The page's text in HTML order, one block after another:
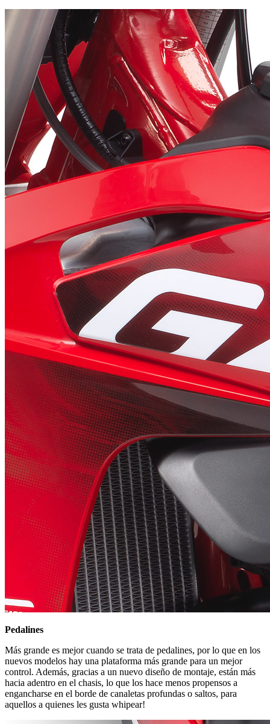
Pedalines
Más grande es mejor cuando se trata de pedalines, por lo que en los
nuevos modelos hay una plataforma más grande para un mejor
control. Además, gracias a un nuevo diseño de montaje, están más
hacia adentro en el chasis, lo que los hace menos propensos a
engancharse en el borde de canaletas profundas o saltos, para
aquellos a quienes les gusta whipear!